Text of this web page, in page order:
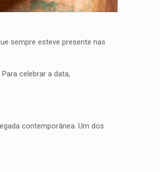
sempre esteve presente nas
celebrar a data,
contemporânea. Um dos